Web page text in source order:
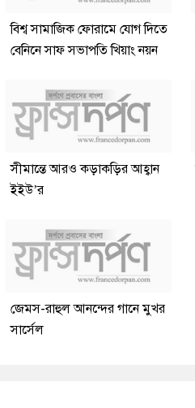
বিশ্ব সামাজিক ফোরামে যোগ দিতে
বেনিনে সাফ সভাপতি খিয়াং নয়ন
সীমান্তে আরও কড়াকড়ির আহ্বান
ইইউ’র
জেমস-রাহুল আনন্দের গানে মুখর
সার্সেল